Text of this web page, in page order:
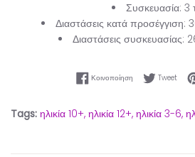
Συσκευασία: 3
Διαστάσεις κατά προσέγγιση:
Διαστάσεις συσκευασίας:
Κοινοποίηση Κοινοποίηση στο
Tweet
Tags: ηλικία 10+, ηλικία 12+, ηλικία 3-6,